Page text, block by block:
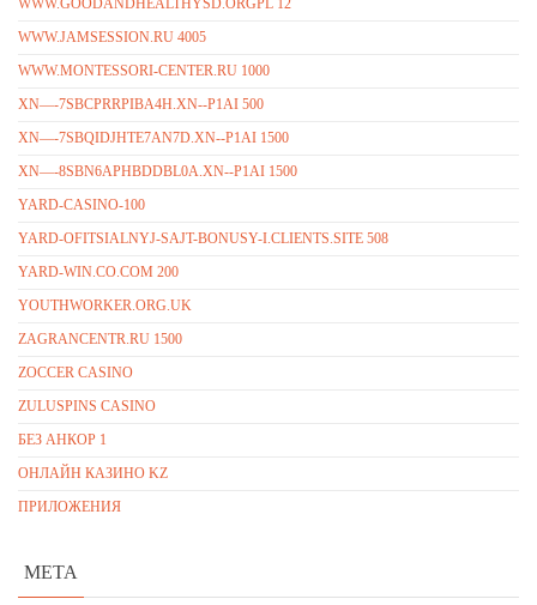
WWW.GOODANDHEALTHYSD.ORGPL 12
WWW.JAMSESSION.RU 4005
WWW.MONTESSORI-CENTER.RU 1000
XN—-7SBCPRRPIBA4H.XN--P1AI 500
XN—-7SBQIDJHTE7AN7D.XN--P1AI 1500
XN—-8SBN6APHBDDBL0A.XN--P1AI 1500
YARD-CASINO-100
YARD-OFITSIALNYJ-SAJT-BONUSY-I.CLIENTS.SITE 508
YARD-WIN.CO.COM 200
YOUTHWORKER.ORG.UK
ZAGRANCENTR.RU 1500
ZOCCER CASINO
ZULUSPINS CASINO
БЕЗ АНКОР 1
ОНЛАЙН КАЗИНО KZ
ПРИЛОЖЕНИЯ
META